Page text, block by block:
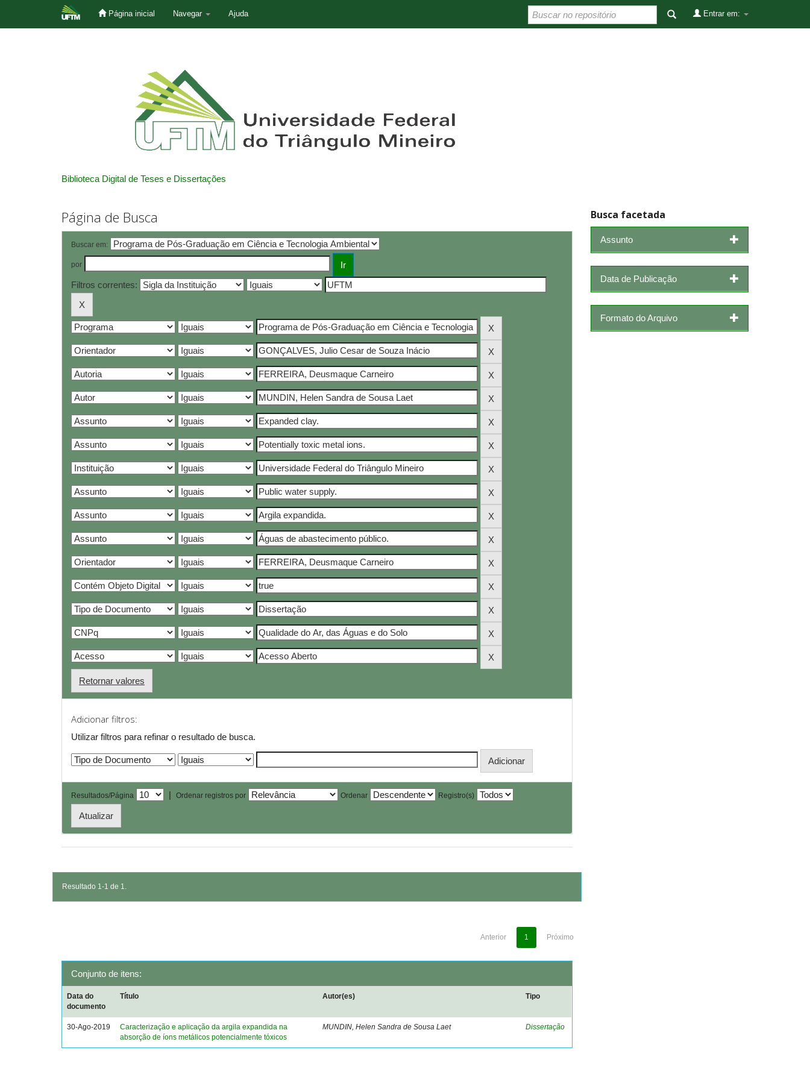
Página inicial Navegar Ajuda Entrar em:
Biblioteca Digital de Teses e Dissertações
Página de Busca
Buscar em:
por
Filtros correntes:
Retornar valores
Adicionar filtros:
Utilizar filtros para refinar o resultado de busca.
Resultados/Página | Ordenar registros por Ordenar Registro(s)
Resultado 1-1 de 1.
Anterior 1 Próximo
Conjunto de itens:
Data do
documento
Título Autor(es) Tipo
30-Ago-2019
Caracterização e aplicação da argila expandida na
absorção de íons metálicos potencialmente tóxicos
MUNDIN, Helen Sandra de Sousa Laet Dissertação
Busca facetada
Assunto
Data de Publicação
Formato do Arquivo